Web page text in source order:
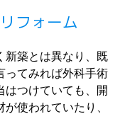
フォーム
新築とは異なり、既
ってみれば外科手術
はつけていても、開
使われていたり、